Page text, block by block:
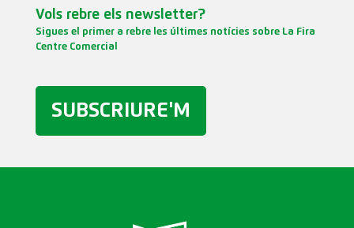
Vols rebre els newsletter?
Sigues el primer a rebre les últimes notícies sobre La Fira
Centre Comercial
SUBSCRIURE'M